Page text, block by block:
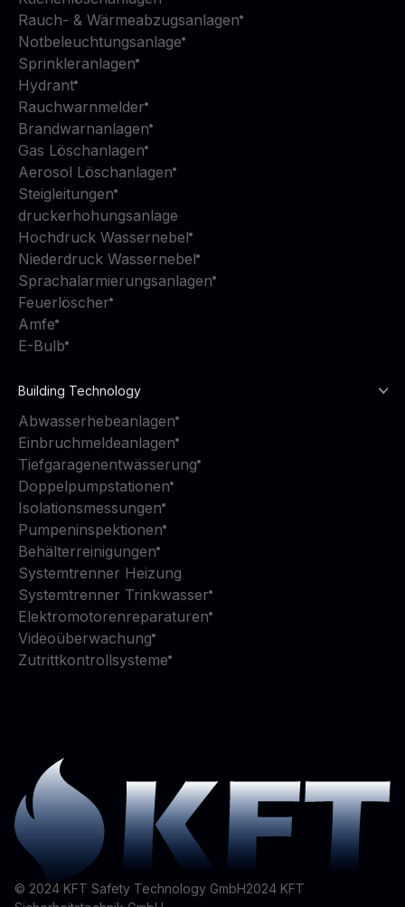
Rauch- & Wärmeabzugsanlagen
Notbeleuchtungsanlage
Sprinkleranlagen
Hydrant
Rauchwarnmelder
Brandwarnanlagen
Gas Löschanlagen
Aerosol Löschanlagen
Steigleitungen
druckerhohungsanlage
Hochdruck Wassernebel
Niederdruck Wassernebel
Sprachalarmierungsanlagen
Feuerlöscher
Amfe
E-Bulb
Building Technology
Abwasserhebeanlagen
Einbruchmeldeanlagen
Tiefgaragenentwässerung
Doppelpumpstationen
Isolationsmessungen
Pumpeninspektionen
Behälterreinigungen
Systemtrenner Heizung
Systemtrenner Trinkwasser
Elektromotorenreparaturen
Videoüberwachung
Zutrittkontrollsysteme
© 2024 KFT Safety Technology GmbH2024 KFT